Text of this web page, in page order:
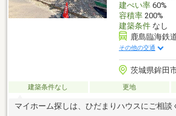
建ぺい率60%
容積率200%
建築条件なし
鹿島臨海鉄
その他の交通
茨城県鉾田
建築条件なし 更地
マイホーム探しは、ひだまりハウスにご相談